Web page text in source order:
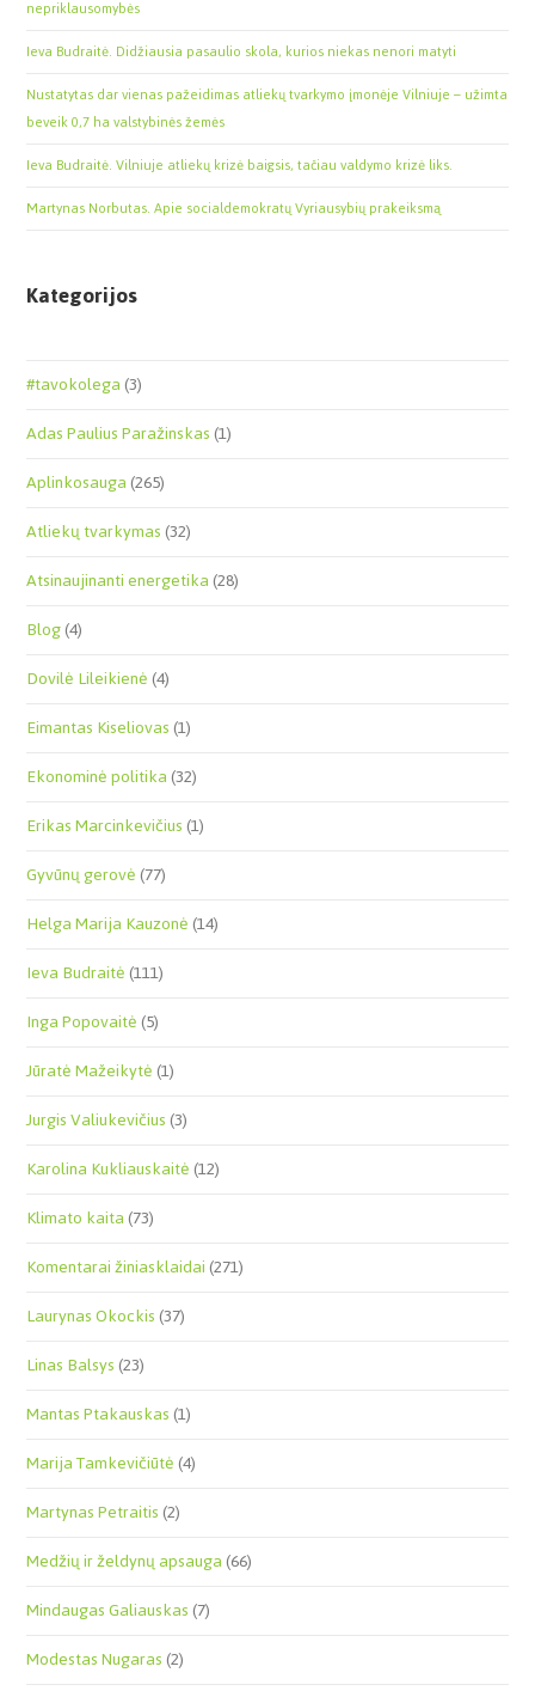
nepriklausomybės
Ieva Budraitė. Didžiausia pasaulio skola, kurios niekas nenori matyti
Nustatytas dar vienas pažeidimas atliekų tvarkymo įmonėje Vilniuje – užimta
beveik 0,7 ha valstybinės žemės
Ieva Budraitė. Vilniuje atliekų krizė baigsis, tačiau valdymo krizė liks.
Martynas Norbutas. Apie socialdemokratų Vyriausybių prakeiksmą
Kategorijos
#tavokolega(3)
Adas Paulius Paražinskas(1)
Aplinkosauga(265)
Atliekų tvarkymas(32)
Atsinaujinanti energetika(28)
Blog(4)
Dovilė Lileikienė(4)
Eimantas Kiseliovas(1)
Ekonominė politika(32)
Erikas Marcinkevičius(1)
Gyvūnų gerovė(77)
Helga Marija Kauzonė(14)
Ieva Budraitė(111)
Inga Popovaitė(5)
Jūratė Mažeikytė(1)
Jurgis Valiukevičius(3)
Karolina Kukliauskaitė(12)
Klimato kaita(73)
Komentarai žiniasklaidai(271)
Laurynas Okockis(37)
Linas Balsys(23)
Mantas Ptakauskas(1)
Marija Tamkevičiūtė(4)
Martynas Petraitis(2)
Medžių ir želdynų apsauga(66)
Mindaugas Galiauskas(7)
Modestas Nugaras(2)